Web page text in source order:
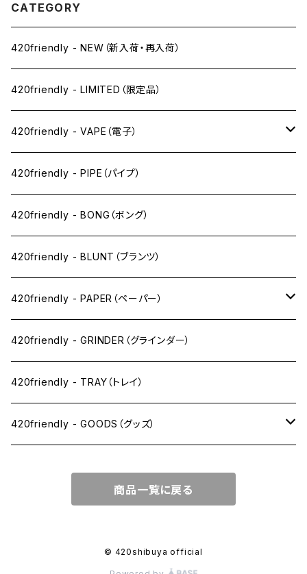
CATEGORY
420friendly - NEW（新入荷・再入荷）
420friendly - LIMITED（限定品）
420friendly - VAPE（電子）
ペン下
ニコパフ系
ドライ系
ワックス系
420friendly - PIPE（パイプ）
420friendly - BONG（ボング）
420friendly - BLUNT（ブランツ）
420friendly - PAPER（ペーパー）
SW(シングルワイド）サイズ
1 1/4サイズ
キングサイズスリム
キングサイズワイド
420friendly - GRINDER（グラインダー）
420friendly - TRAY（トレイ）
420friendly - GOODS（グッズ）
JOINT（ジョイント系）
CLEANING（掃除・保管）
商品一覧に戻る
© 420shibuya official